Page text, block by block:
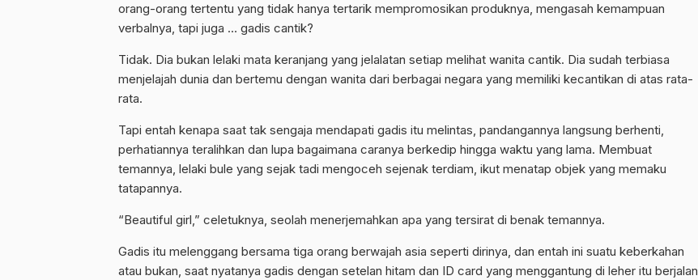
orang-orang tertentu yang tidak hanya tertarik mempromosikan produknya, mengasah kemampuan
verbalnya, tapi juga … gadis cantik?
Tidak. Dia bukan lelaki mata keranjang yang jelalatan setiap melihat wanita cantik. Dia sudah terbiasa
menjelajah dunia dan bertemu dengan wanita dari berbagai negara yang memiliki kecantikan di atas rata-
rata.
Tapi entah kenapa saat tak sengaja mendapati gadis itu melintas, pandangannya langsung berhenti,
perhatiannya teralihkan dan lupa bagaimana caranya berkedip hingga waktu yang lama. Membuat
temannya, lelaki bule yang sejak tadi mengoceh sejenak terdiam, ikut menatap objek yang memaku
tatapannya.
“Beautiful girl,” celetuknya, seolah menerjemahkan apa yang tersirat di benak temannya.
Gadis itu melenggang bersama tiga orang berwajah asia seperti dirinya, dan entah ini suatu keberkahan
atau bukan, saat nyatanya gadis dengan setelan hitam dan ID card yang menggantung di leher itu berjalan